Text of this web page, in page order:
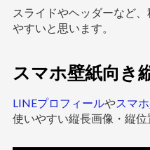
スライドやヘッダーなど
やすいと思います。
スマホ壁紙向き
LINEプロフィールやスマ
使いやすい縦長画像・縦位